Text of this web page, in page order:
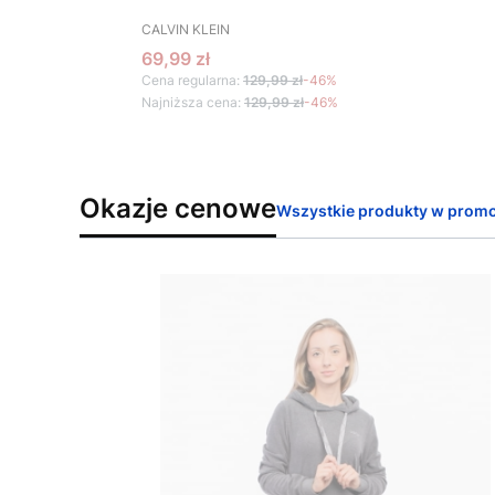
PRODUCENT
CALVIN KLEIN
Cena promocyjna
69,99 zł
Cena regularna: 129,99 zł-46%
Najniższa cena: 129,99 zł-46%
Okazje cenoweWszystkie produkty w